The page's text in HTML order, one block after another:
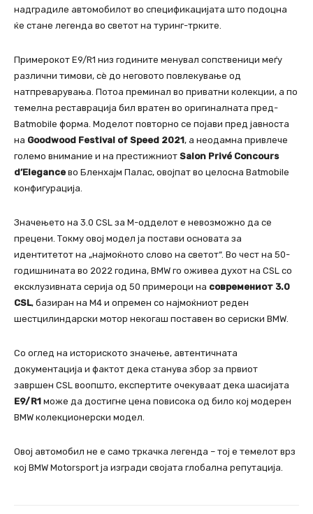
надградиле автомобилот во спецификацијата што подоцна
ќе стане легенда во светот на туринг-трките.
Примерокот E9/R1 низ годините менувал сопственици меѓу
различни тимови, сè до неговото повлекување од
натпреварувања. Потоа преминал во приватни колекции, а по
темелна реставрација бил вратен во оригиналната пред-
Batmobile форма. Моделот повторно се појави пред јавноста
на Goodwood Festival of Speed 2021, а неодамна привлече
големо внимание и на престижниот Salon Privé Concours
d’Elegance во Бленхајм Палас, овојпат во целосна Batmobile
конфигурација.
Значењето на 3.0 CSL за М-одделот е невозможно да се
прецени. Токму овој модел ја постави основата за
идентитетот на „најмоќното слово на светот“. Во чест на 50-
годишнината во 2022 година, BMW го оживеа духот на CSL со
ексклузивната серија од 50 примероци на современиот 3.0
CSL, базиран на M4 и опремен со најмоќниот реден
шестцилиндарски мотор некогаш поставен во сериски BMW.
Со оглед на историското значење, автентичната
документација и фактот дека станува збор за првиот
завршен CSL воопшто, експертите очекуваат дека шасијата
E9/R1 може да достигне цена повисока од било кој модерен
BMW колекционерски модел.
Овој автомобил не е само тркачка легенда – тој е темелот врз
кој BMW Motorsport ја изгради својата глобална репутација.